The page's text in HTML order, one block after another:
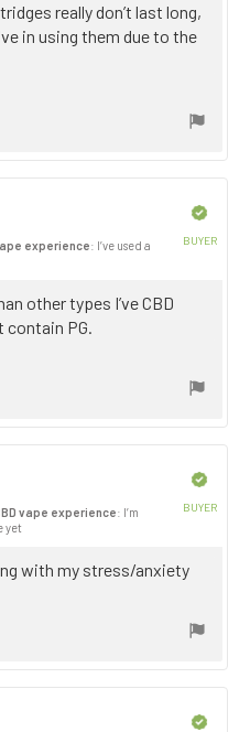
really don’t last long,
in using them due to the
experience: I’ve used a
BUYER
other types I’ve CBD
contain PG.
vape experience: I’m
yet
BUYER
with my stress/anxiety